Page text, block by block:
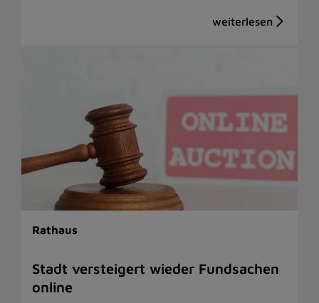
Rathaus
Stadt versteigert wieder Fundsachen
online